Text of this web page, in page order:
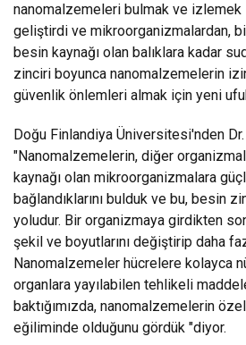
nanomalzemeleri bulmak ve
geliştirdi ve mikroorganizmalardan,
besin kaynağı olan balıklara kadar
zinciri boyunca nanomalzemelerin
güvenlik önlemleri almak için yeni
Doğu Finlandiya Üniversitesi'nden
"Nanomalzemelerin, diğer
kaynağı olan mikroorganizmalara
bağlandıklarını bulduk ve bu, besin
yoludur. Bir organizmaya girdikten
şekil ve boyutlarını değiştirip daha
Nanomalzemeler hücrelere kolayca
organlara yayılabilen tehlikeli
baktığımızda, nanomalzemelerin
eğiliminde olduğunu gördük "diyor.